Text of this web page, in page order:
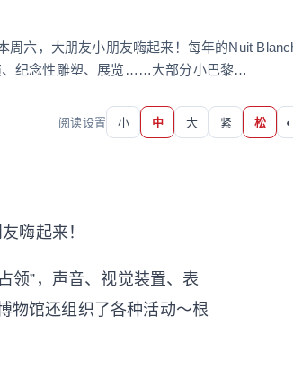
周六，大朋友小朋友嗨起来！每年的Nuit
、纪念性雕塑、展览……大部分小巴黎…
阅读设置 小 中 大 紧 松 ◐
嗨起来！
领”，声音、视觉装置、表
馆还组织了各种活动～根